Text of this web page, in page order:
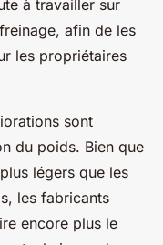
à travailler sur
afin de les
les propriétaires
sont
du poids. Bien que
légers que les
les fabricants
encore plus le